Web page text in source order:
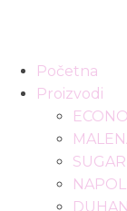
Početna
Proizvodi